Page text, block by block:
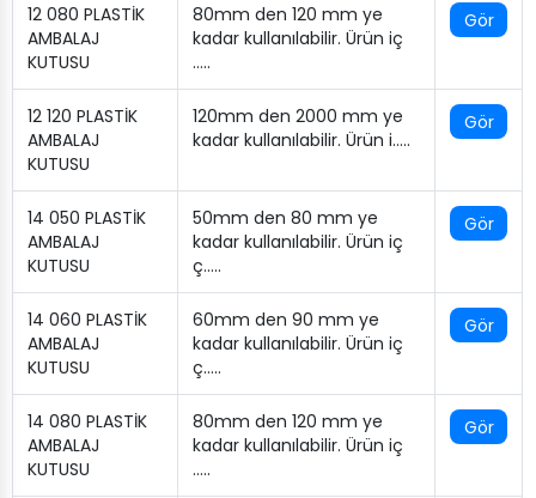
12 080 PLASTİK
AMBALAJ
KUTUSU
80mm den 120 mm ye
kadar kullanılabilir. Ürün iç
…..
Gör
12 120 PLASTİK
AMBALAJ
KUTUSU
120mm den 2000 mm ye
kadar kullanılabilir. Ürün i…..
Gör
14 050 PLASTİK
AMBALAJ
KUTUSU
50mm den 80 mm ye
kadar kullanılabilir. Ürün iç
ç…..
Gör
14 060 PLASTİK
AMBALAJ
KUTUSU
60mm den 90 mm ye
kadar kullanılabilir. Ürün iç
ç…..
Gör
14 080 PLASTİK
AMBALAJ
KUTUSU
80mm den 120 mm ye
kadar kullanılabilir. Ürün iç
…..
Gör